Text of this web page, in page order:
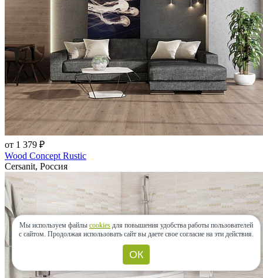
от 1 379 ₽
Wood Concept Rustic
Cersanit, Россия
Мы используем файлы cookies для повышения удобства работы пользователей
с сайтом. Продолжая использовать сайт вы даете свое согласие на эти действия.
ОК